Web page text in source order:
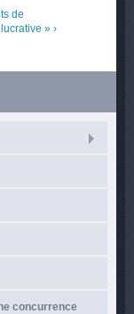
de
» ›
concurrence